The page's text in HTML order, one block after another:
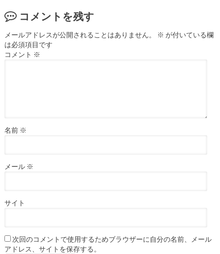
コメントを残す
メールアドレスが公開されることはありません。 ※ が付いている欄
は必須項目です
コメント ※
名前 ※
メール ※
サイト
次回のコメントで使用するためブラウザーに自分の名前、メール
アドレス、サイトを保存する。